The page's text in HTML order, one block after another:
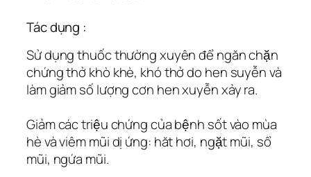
Tác dụng :
Sử dụng thuốc thường xuyên để ngăn chặn
chứng thở khò khè, khó thở do hen suyễn và
làm giảm số lượng cơn hen xuyễn xảy ra.
Giảm các triệu chứng của bệnh sốt vào mùa
hè và viêm mũi dị ứng: hăt hơi, ngặt mũi, sổ
mũi, ngứa mũi.